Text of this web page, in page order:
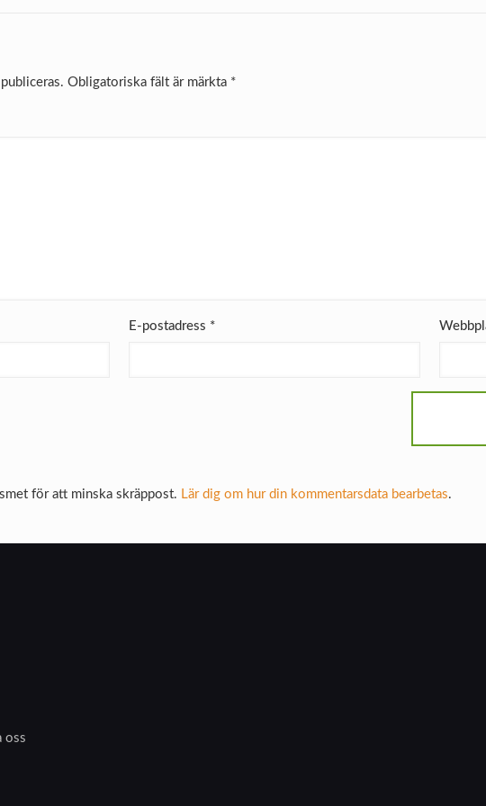
Obligatoriska fält är märkta *
E-postadress *
för att minska skräppost. Lär dig om hur din kommentarsdata bearbetas.
oss